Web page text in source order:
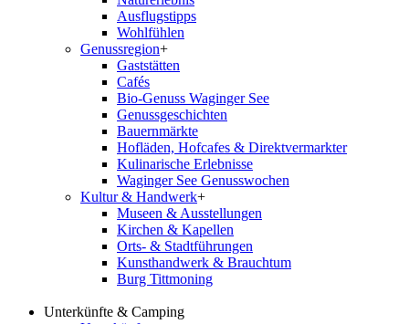
Ausflugstipps
Wohlfühlen
Genussregion+
Gaststätten
Cafés
Bio-Genuss Waginger See
Genussgeschichten
Bauernmärkte
Hofläden, Hofcafes & Direktvermarkter
Kulinarische Erlebnisse
Waginger See Genusswochen
Kultur & Handwerk+
Museen & Ausstellungen
Kirchen & Kapellen
Orts- & Stadtführungen
Kunsthandwerk & Brauchtum
Burg Tittmoning
Unterkünfte & Camping